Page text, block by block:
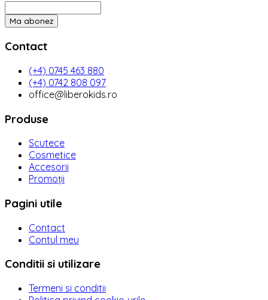
Contact
(+4) 0745 463 880
(+4) 0742 808 097
office@liberokids.ro
Produse
Scutece
Cosmetice
Accesorii
Promoții
Pagini utile
Contact
Contul meu
Conditii si utilizare
Termeni si conditii